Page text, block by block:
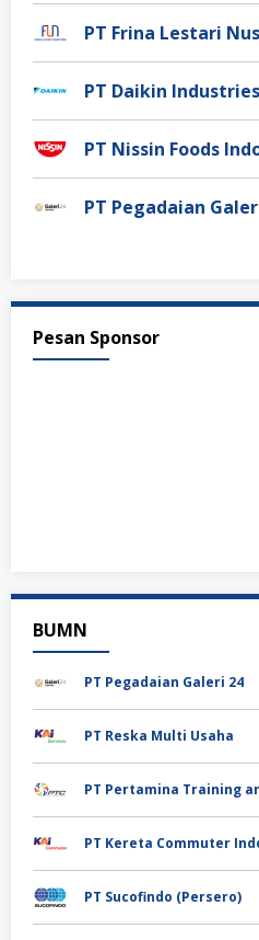
PT Frina Lestari
PT Daikin
PT Nissin Foods
PT Pegadaian
Pesan Sponsor
BUMN
PT Pegadaian Galeri 24
PT Reska Multi Usaha
PT Pertamina Training
PT Kereta Commuter
PT Sucofindo (Persero)